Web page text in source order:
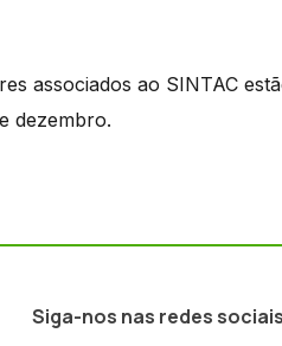
associados ao SINTAC
dezembro.
Siga-nos nas redes sociais